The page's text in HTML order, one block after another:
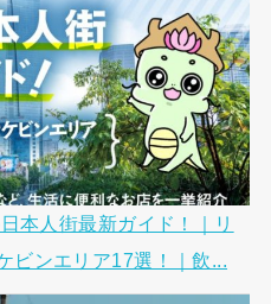
本人街最新ガイド！｜リ
ビンエリア17選！｜飲...